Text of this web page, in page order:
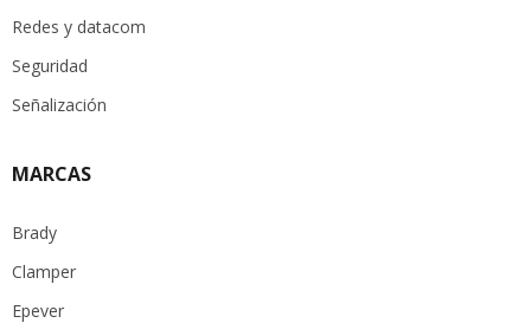
Redes y datacom
Seguridad
Señalización
MARCAS
Brady
Clamper
Epever